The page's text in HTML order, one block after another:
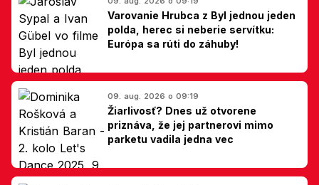
Varovanie Hrubca z Byl jednou jeden
polda, herec si neberie servítku:
Európa sa rúti do záhuby!
09. aug. 2026 o 09:19
Žiarlivosť? Dnes už otvorene
priznáva, že jej partnerovi mimo
parketu vadila jedna vec